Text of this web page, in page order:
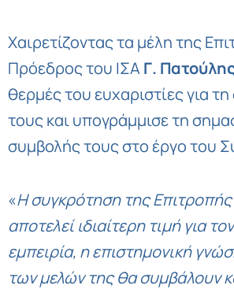
Χαιρετίζοντας τα μέλη της
Πρόεδρος του ΙΣΑ Γ.
θερμές του ευχαριστίες για
τους και υπογράμμισε τη
συμβολής τους στο έργο του
«Η συγκρότηση της
αποτελεί ιδιαίτερη τιμή για
εμπειρία, η επιστημονική
των μελών της θα συμβάλουν